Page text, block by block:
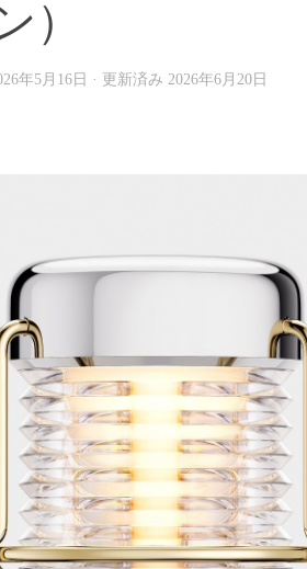
）
年5月16日 · 更新済み 2026年6月20日